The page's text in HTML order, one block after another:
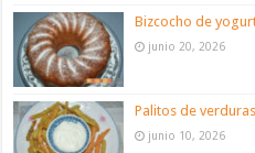
Bizcocho de
junio 20, 2026
Palitos de
junio 10, 2026